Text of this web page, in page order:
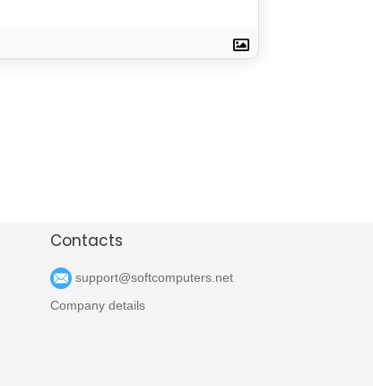
Contacts
support@softcomputers.net
Company details